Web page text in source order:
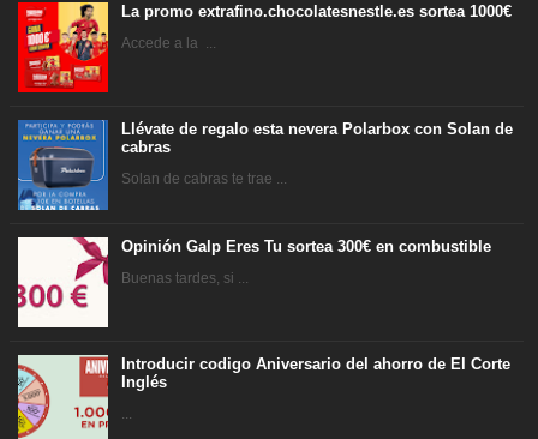
La promo extrafino.chocolatesnestle.es sortea 1000€
Accede a la ...
Llévate de regalo esta nevera Polarbox con Solan de
cabras
Solan de cabras te trae ...
Opinión Galp Eres Tu sortea 300€ en combustible
Buenas tardes, si ...
Introducir codigo Aniversario del ahorro de El Corte
Inglés
...